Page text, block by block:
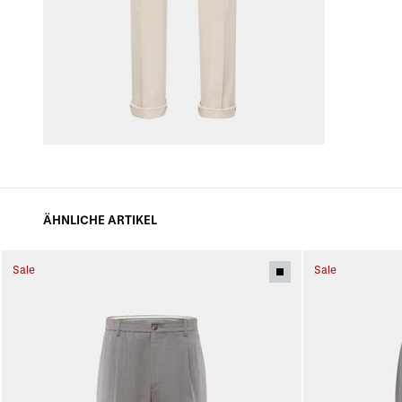
ÄHNLICHE ARTIKEL
Sale Sale